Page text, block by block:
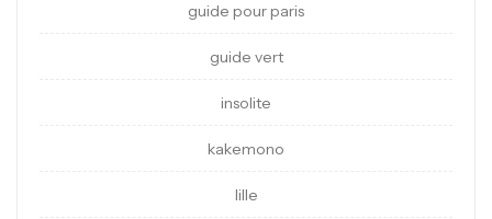
guide pour paris
guide vert
insolite
kakemono
lille